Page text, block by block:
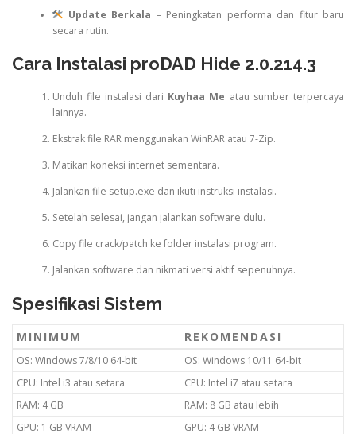
Update Berkala – Peningkatan performa dan fitur baru
secara rutin.
Cara Instalasi proDAD Hide 2.0.214.3
Unduh file instalasi dari Kuyhaa Me atau sumber terpercaya
lainnya.
Ekstrak file RAR menggunakan WinRAR atau 7-Zip.
Matikan koneksi internet sementara.
Jalankan file setup.exe dan ikuti instruksi instalasi.
Setelah selesai, jangan jalankan software dulu.
Copy file crack/patch ke folder instalasi program.
Jalankan software dan nikmati versi aktif sepenuhnya.
Spesifikasi Sistem
MINIMUM REKOMENDASI
OS: Windows 7/8/10 64-bit
OS: Windows 10/11 64-bit
CPU: Intel i3 atau setara
CPU: Intel i7 atau setara
RAM: 4 GB
RAM: 8 GB atau lebih
GPU: 1 GB VRAM
GPU: 4 GB VRAM